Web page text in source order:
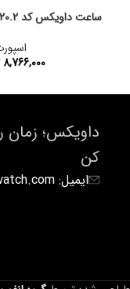
ساعت داویکس کد DVC241020.2 – مردانه
8,766,000
داویکس؛ زمان
کن
ایمیل: info@dovixwatch.com